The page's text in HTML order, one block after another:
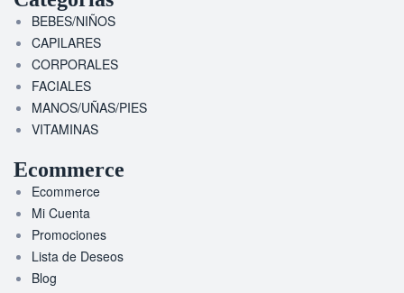
BEBES/NIÑOS
CAPILARES
CORPORALES
FACIALES
MANOS/UÑAS/PIES
VITAMINAS
Ecommerce
Ecommerce
Mi Cuenta
Promociones
Lista de Deseos
Blog